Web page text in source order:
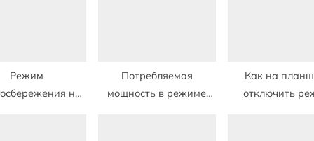
Режим
на
Потребляемая
мощность в режиме
Как на
отключить